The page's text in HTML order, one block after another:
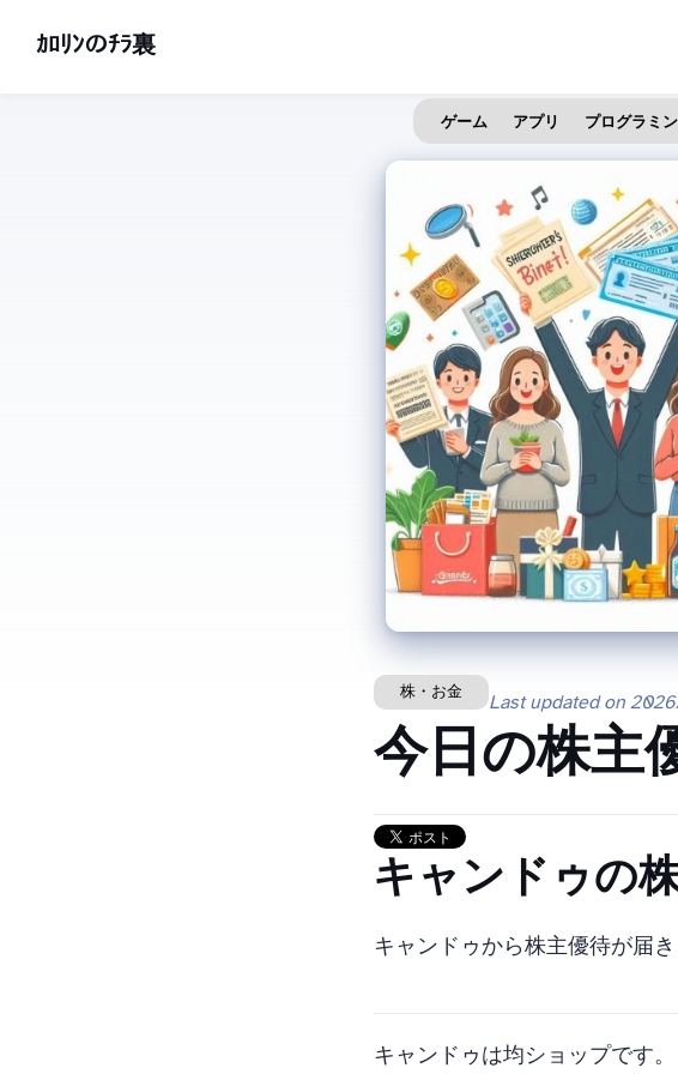
ｶﾛﾘﾝのﾁﾗ裏
ゲーム アプリ プログラミ
株・お金
Last updated on
今日の株主優
2698 キャンドゥ
キャンドゥから株主優待が届き
キャンドゥは100均ショップです。